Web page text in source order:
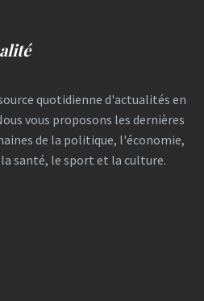
quotidienne d'actualités en
vous proposons les dernières
de la politique, l'économie,
santé, le sport et la culture.